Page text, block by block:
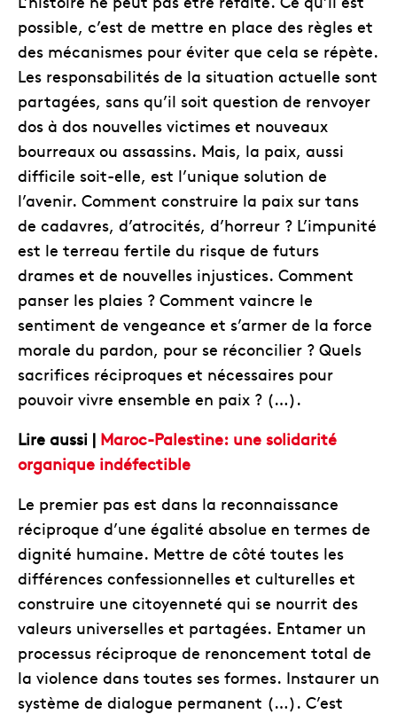
possible, c’est de mettre en place des règles et
des mécanismes pour éviter que cela se répète.
Les responsabilités de la situation actuelle sont
partagées, sans qu’il soit question de renvoyer
dos à dos nouvelles victimes et nouveaux
bourreaux ou assassins. Mais, la paix, aussi
difficile soit-elle, est l’unique solution de
l’avenir. Comment construire la paix sur tans
de cadavres, d’atrocités, d’horreur ? L’impunité
est le terreau fertile du risque de futurs
drames et de nouvelles injustices. Comment
panser les plaies ? Comment vaincre le
sentiment de vengeance et s’armer de la force
morale du pardon, pour se réconcilier ? Quels
sacrifices réciproques et nécessaires pour
pouvoir vivre ensemble en paix ? (…).
Lire aussi | Maroc-Palestine: une solidarité
organique indéfectible
Le premier pas est dans la reconnaissance
réciproque d’une égalité absolue en termes de
dignité humaine. Mettre de côté toutes les
différences confessionnelles et culturelles et
construire une citoyenneté qui se nourrit des
valeurs universelles et partagées. Entamer un
processus réciproque de renoncement total de
la violence dans toutes ses formes. Instaurer un
système de dialogue permanent (…). C’est